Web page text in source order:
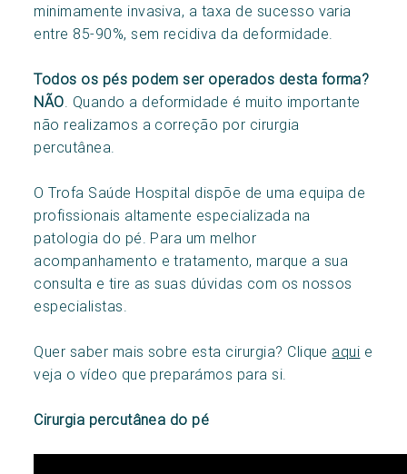
minimamente invasiva, a taxa de sucesso varia
entre 85-90%, sem recidiva da deformidade.
Todos os pés podem ser operados desta forma?
NÃO . Quando a deformidade é muito importante
não realizamos a correção por cirurgia
percutânea.
O Trofa Saúde Hospital dispõe de uma equipa de
profissionais altamente especializada na
patologia do pé. Para um melhor
acompanhamento e tratamento, marque a sua
consulta e tire as suas dúvidas com os nossos
especialistas.
Quer saber mais sobre esta cirurgia? Clique aqui e
veja o vídeo que preparámos para si.
Cirurgia percutânea do pé